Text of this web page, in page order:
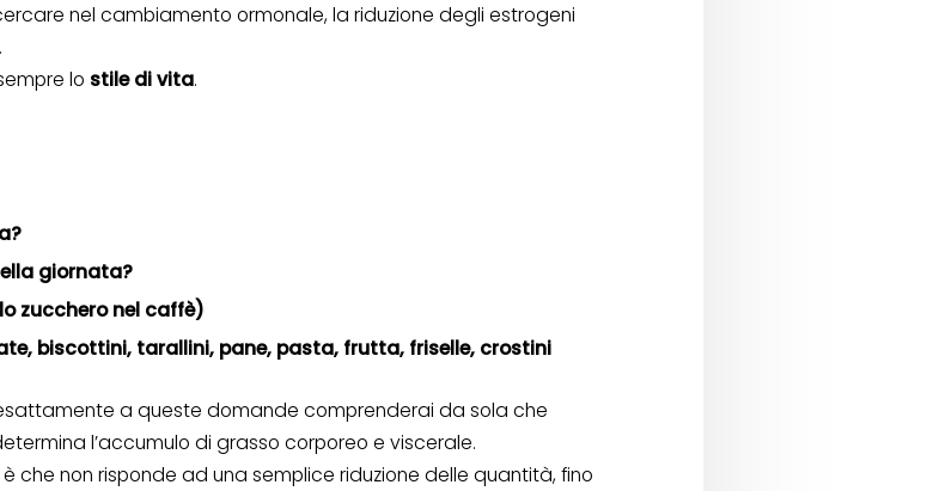
nel cambiamento ormonale, la riduzione degli estrogeni
lo stile di vita.
giornata?
zucchero nel caffè)
biscottini, tarallini, pane, pasta, frutta, friselle, crostini
a queste domande comprenderai da sola che
l’accumulo di grasso corporeo e viscerale.
che non risponde ad una semplice riduzione delle quantità, fino